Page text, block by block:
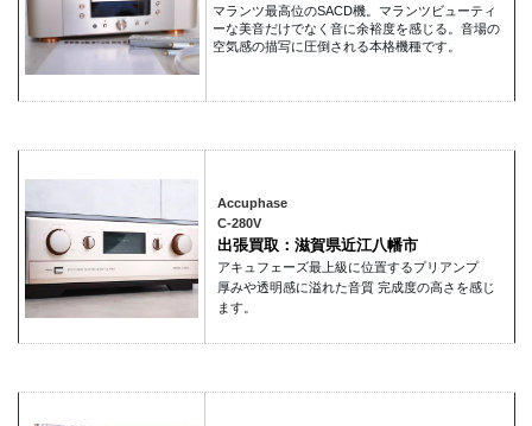
マランツ最高位のSACD機。マランツビューティ
ーな美音だけでなく音に余裕度を感じる。音場の
空気感の描写に圧倒される本格機種です。
Accuphase
C-280V
出張買取：滋賀県近江八幡市
アキュフェーズ最上級に位置するプリアンプ
厚みや透明感に溢れた音質 完成度の高さを感じ
ます。